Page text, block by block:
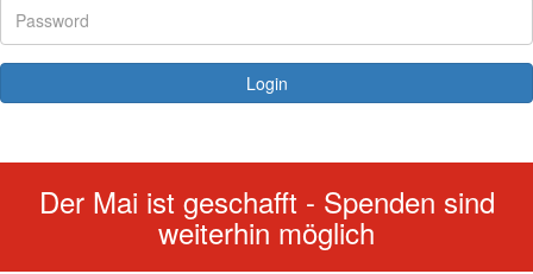
Login
Der Mai ist geschafft - Spenden sind
weiterhin möglich